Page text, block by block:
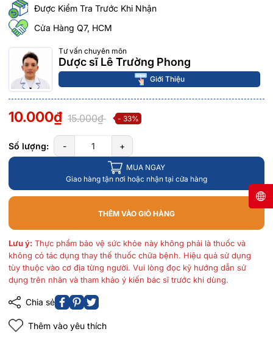
Được Kiểm Tra Trước Khi Nhận
Cửa Hàng Q7, HCM
Tư vấn chuyên môn
Dược sĩ Lê Trường Phong
Giới Thiệu
10.000₫ 15.000₫ - 33%
Số lượng: - +
MUA NGAY
Giao hàng tận nơi hoặc nhận tại cửa hàng
THÊM VÀO GIỎ HÀNG
Lưu ý: Thực phẩm bảo vệ sức khỏe này không phải là thuốc và
không có tác dụng thay thế thuốc chữa bệnh. Hiệu quả sử dụng
tùy thuộc vào cơ địa từng người. Vui lòng đọc kỹ hướng dẫn sử
dụng trên nhãn và tham khảo ý kiến bác sĩ trước khi dùng.
Chia sẻ
Thêm vào yêu thích